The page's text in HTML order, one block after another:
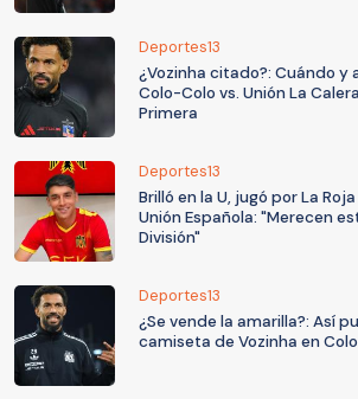
Deportes13
¿Vozinha citado?: Cuándo y
Colo-Colo vs. Unión La
Primera
Deportes13
Brilló en la U, jugó por La
Unión Española: "Merecen
División"
Deportes13
¿Se vende la amarilla?: Así
camiseta de Vozinha en